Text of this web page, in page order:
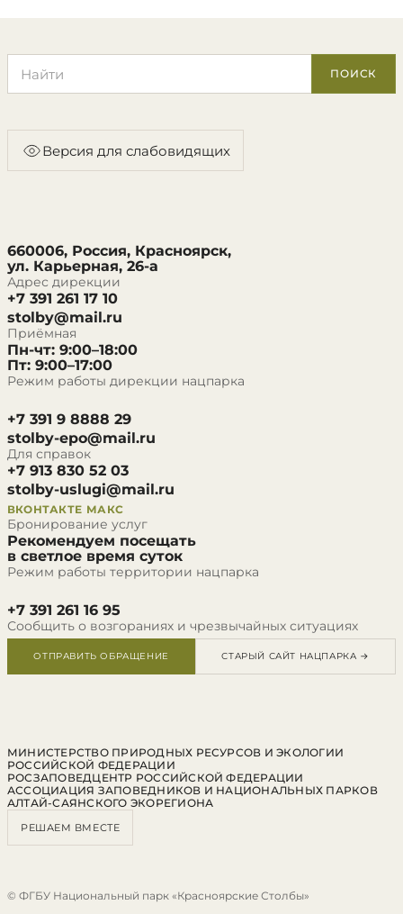
ПОИСК
Версия для слабовидящих
660006, Россия, Красноярск,
ул. Карьерная, 26-а
Адрес дирекции
+7 391 261 17 10
stolby@mail.ru
Приёмная
Пн-чт: 9:00–18:00
Пт: 9:00–17:00
Режим работы дирекции нацпарка
+7 391 9 8888 29
stolby-epo@mail.ru
Для справок
+7 913 830 52 03
stolby-uslugi@mail.ru
ВКОНТАКТЕ МАКС
Бронирование услуг
Рекомендуем посещать
в светлое время суток
Режим работы территории нацпарка
+7 391 261 16 95
Сообщить о возгораниях и чрезвычайных ситуациях
ОТПРАВИТЬ ОБРАЩЕНИЕ СТАРЫЙ САЙТ НАЦПАРКА →
МИНИСТЕРСТВО ПРИРОДНЫХ РЕСУРСОВ И ЭКОЛОГИИ
РОССИЙСКОЙ ФЕДЕРАЦИИ
РОСЗАПОВЕДЦЕНТР РОССИЙСКОЙ ФЕДЕРАЦИИ
АССОЦИАЦИЯ ЗАПОВЕДНИКОВ И НАЦИОНАЛЬНЫХ ПАРКОВ
АЛТАЙ-САЯНСКОГО ЭКОРЕГИОНА
РЕШАЕМ ВМЕСТЕ
© ФГБУ Национальный парк «Красноярские Столбы»